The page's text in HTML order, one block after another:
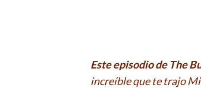
Este episodio de The
increíble que te trajo